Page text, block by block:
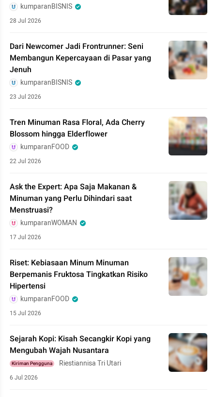
kumparanBISNIS
28 Jul 2026
Dari Newcomer Jadi Frontrunner: Seni
Membangun Kepercayaan di Pasar yang
Jenuh
kumparanBISNIS
23 Jul 2026
Tren Minuman Rasa Floral, Ada Cherry
Blossom hingga Elderflower
kumparanFOOD
22 Jul 2026
Ask the Expert: Apa Saja Makanan &
Minuman yang Perlu Dihindari saat
Menstruasi?
kumparanWOMAN
17 Jul 2026
Riset: Kebiasaan Minum Minuman
Berpemanis Fruktosa Tingkatkan Risiko
Hipertensi
kumparanFOOD
15 Jul 2026
Sejarah Kopi: Kisah Secangkir Kopi yang
Mengubah Wajah Nusantara
Kiriman Pengguna Riestiannisa Tri Utari
6 Jul 2026